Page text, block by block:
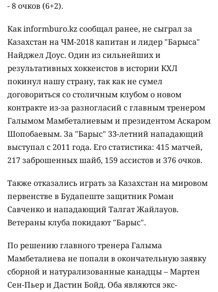
- 8 очков (6+2).
Как informburo.kz сообщал ранее, не сыграл за
Казахстан на ЧМ-2018 капитан и лидер "Барыса"
Найджел Доус. Один из сильнейших и
результативных хоккеистов в истории КХЛ
покинул нашу страну, так как не сумел
договориться со столичным клубом о новом
контракте из-за разногласий с главным тренером
Галымом Мамбеталиевым и президентом Аскаром
Шопобаевым. За "Барыс" 33-летний нападающий
выступал с 2011 года. Его статистика: 415 матчей,
217 заброшенных шайб, 159 ассистов и 376 очков.
Также отказались играть за Казахстан на мировом
первенстве в Будапеште защитник Роман
Савченко и нападающий Талгат Жайлауов.
Ветераны клуба покидают "Барыс".
По решению главного тренера Галыма
Мамбеталиева не попали в окончательную заявку
сборной и натурализованные канадцы – Мартен
Сен-Пьер и Дастин Бойд. Оба являются экс-